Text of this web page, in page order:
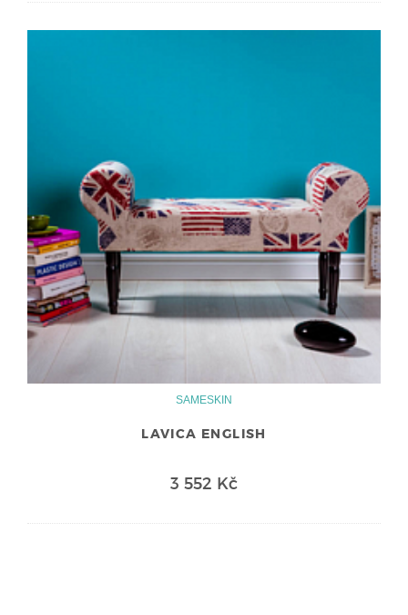
SAMESKIN
LAVICA ENGLISH
3 552 Kč